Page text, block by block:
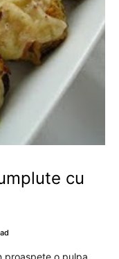
cu
proaspete o pulpa